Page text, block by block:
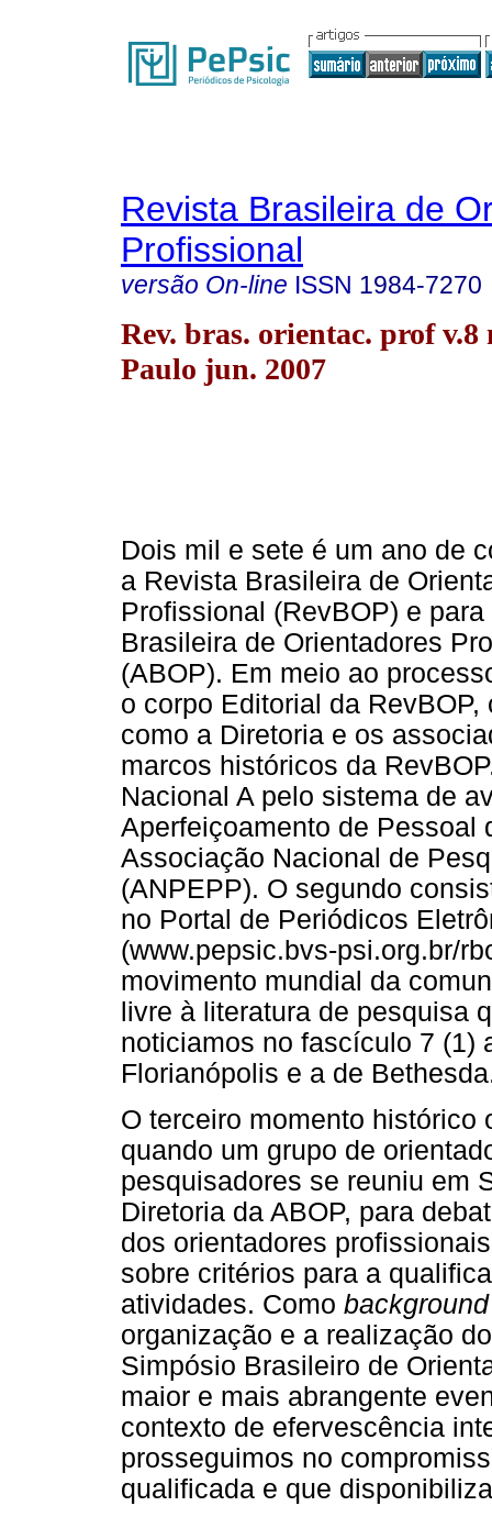
Revista Brasileira de
Profissional
versão On-line ISSN 1984-7270
Rev. bras. orientac. prof v.8
Paulo jun. 2007
Dois mil e sete é um ano de
a Revista Brasileira de
Profissional (RevBOP) e
Brasileira de Orientadores
(ABOP). Em meio ao
o corpo Editorial da
como a Diretoria e os
marcos históricos da
Nacional A pelo sistema de
Aperfeiçoamento de Pessoal
Associação Nacional de
(ANPEPP). O segundo
no Portal de Periódicos
(www.pepsic.bvs-psi.org.br/
movimento mundial da
livre à literatura de pesquisa
noticiamos no fascículo 7 (1)
Florianópolis e a de
O terceiro momento histórico
quando um grupo de
pesquisadores se reuniu em
Diretoria da ABOP, para
dos orientadores
sobre critérios para a
atividades. Como background
organização e a realização
Simpósio Brasileiro de
maior e mais abrangente
contexto de efervescência
prosseguimos no
qualificada e que